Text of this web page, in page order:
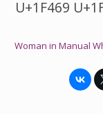
U+1F469
Woman in Manual